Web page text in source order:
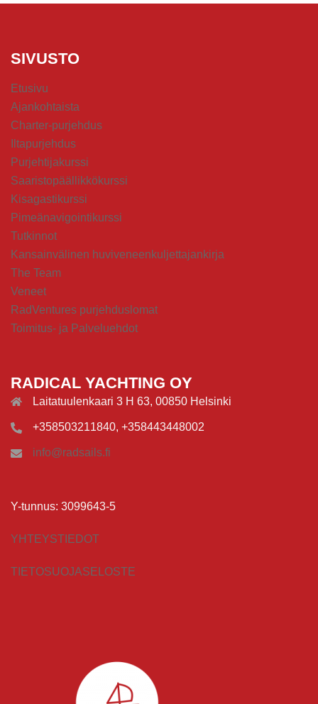
SIVUSTO
Etusivu
Ajankohtaista
Charter-purjehdus
Iltapurjehdus
Purjehtijakurssi
Saaristopäällikkökurssi
Kisagastikurssi
Pimeänavigointikurssi
Tutkinnot
Kansainvälinen huviveneenkuljettajankirja
The Team
Veneet
RadVentures purjehduslomat
Toimitus- ja Palveluehdot
RADICAL YACHTING OY
Laitatuulenkaari 3 H 63, 00850 Helsinki
+358503211840, +358443448002
info@radsails.fi
Y-tunnus: 3099643-5
YHTEYSTIEDOT
TIETOSUOJASELOSTE